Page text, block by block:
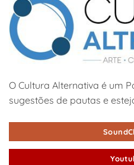
O Cultura Alternativa é um
sugestões de pautas e